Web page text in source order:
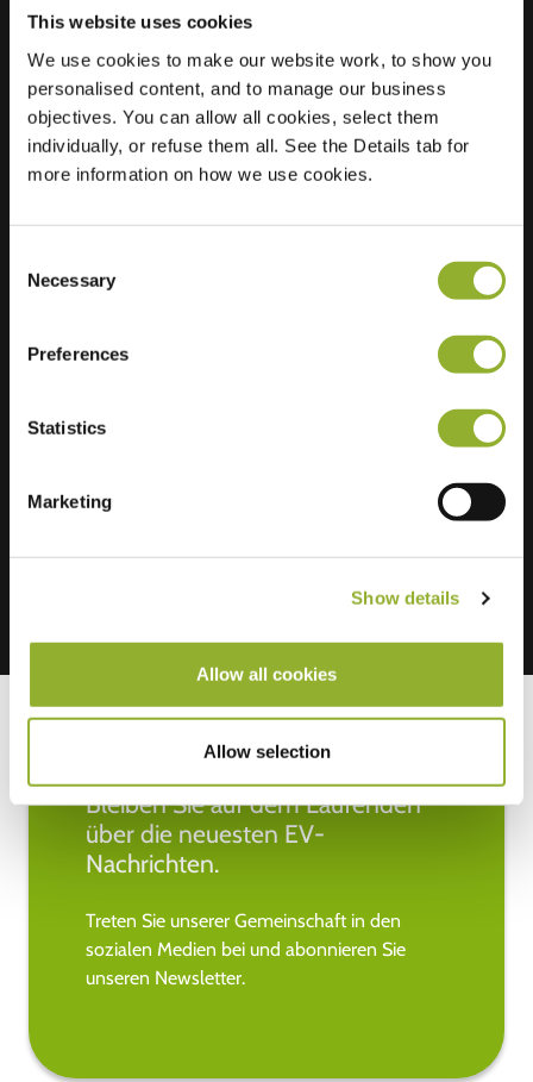
This website uses cookies
We use cookies to make our website work, to show you
personalised content, and to manage our business
objectives. You can allow all cookies, select them
individually, or refuse them all. See the Details tab for
more information on how we use cookies.
Selection
Necessary
Preferences
Statistics
Marketing
Show details
Allow all cookies
Allow selection
Standort
Heemskerklaan 125
8072 AC Nunspeet
Niederlande
Bleiben Sie auf dem Laufenden
über die neuesten EV-
Nachrichten.
Treten Sie unserer Gemeinschaft in den
sozialen Medien bei und abonnieren Sie
unseren Newsletter.